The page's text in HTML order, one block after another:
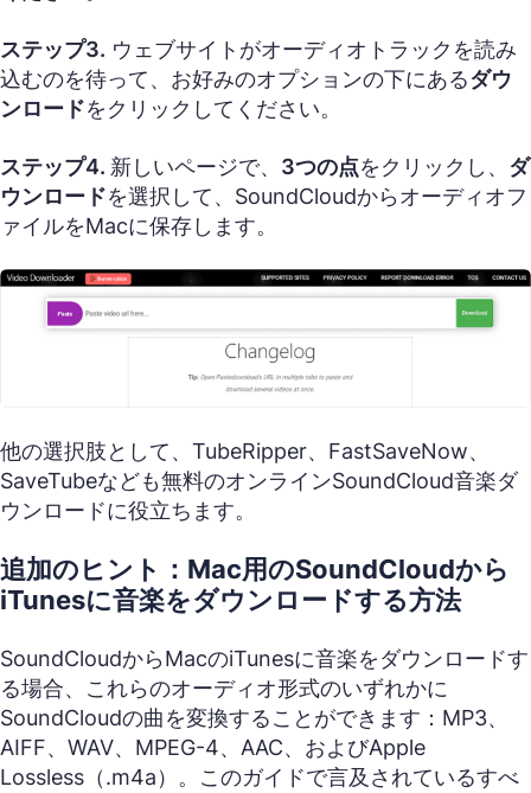
ステップ3. ウェブサイトがオーディオトラックを読み
込むのを待って、お好みのオプションの下にあるダウ
ンロードをクリックしてください。
ステップ4. 新しいページで、 3つの点をクリックし、 ダ
ウンロードを選択して、SoundCloudからオーディオフ
ァイルをMacに保存します。
他の選択肢として、TubeRipper、FastSaveNow、
SaveTubeなども無料のオンラインSoundCloud音楽ダ
ウンロードに役立ちます。
追加のヒント：Mac用のSoundCloudから
iTunesに音楽をダウンロードする方法
SoundCloudからMacのiTunesに音楽をダウンロードす
る場合、これらのオーディオ形式のいずれかに
SoundCloudの曲を変換することができます：MP3、
AIFF、WAV、MPEG-4、AAC、およびApple
Lossless（.m4a）。このガイドで言及されているすべ